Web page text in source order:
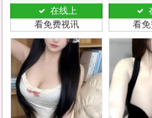
在线上
看免费视讯
看